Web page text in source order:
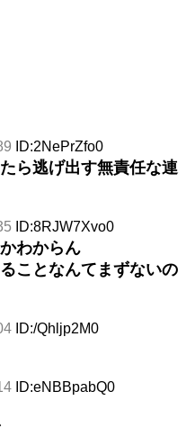
ID:2NePrZfo0
ら逃げ出す無責任な連
ID:8RJW7Xvo0
わからん
ことなんてまずないの
ID:/Qhljp2M0
ID:eNBBpabQ0